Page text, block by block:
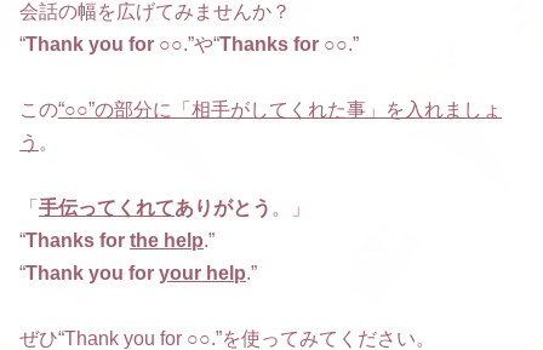
会話の幅を広げてみませんか？
“Thank you for ○○.”や“Thanks for ○○.”
この“○○”の部分に「相手がしてくれた事」を入れましょ
う 。
「 手伝ってくれてありがとう 。」
“Thanks for the help.”
“Thank you for your help.”
ぜひ“Thank you for ○○.”を使ってみてください。